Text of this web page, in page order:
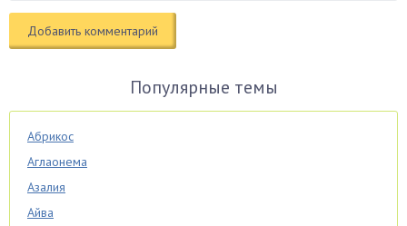
Популярные темы
Абрикос
Аглаонема
Азалия
Айва